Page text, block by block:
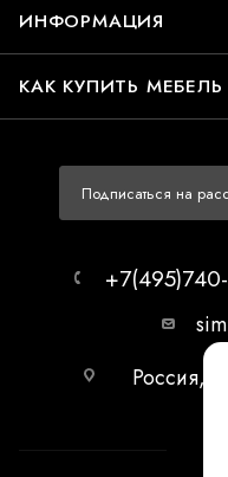
ИНФОРМАЦИЯ
КАК КУПИТЬ МЕБЕЛЬ
Подписаться на
Россия,